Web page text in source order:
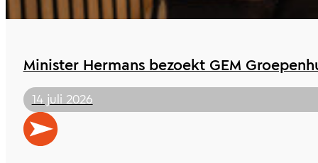
Minister Hermans bezoekt GEM
14 juli 2026